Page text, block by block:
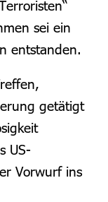
sei ein
entstanden.
getätigt
US-
Vorwurf ins